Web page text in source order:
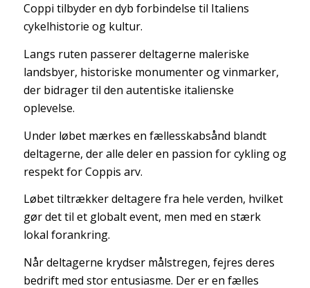
Coppi tilbyder en dyb forbindelse til Italiens
cykelhistorie og kultur.
Langs ruten passerer deltagerne maleriske
landsbyer, historiske monumenter og vinmarker,
der bidrager til den autentiske italienske
oplevelse.
Under løbet mærkes en fællesskabsånd blandt
deltagerne, der alle deler en passion for cykling og
respekt for Coppis arv.
Løbet tiltrækker deltagere fra hele verden, hvilket
gør det til et globalt event, men med en stærk
lokal forankring.
Når deltagerne krydser målstregen, fejres deres
bedrift med stor entusiasme. Der er en fælles